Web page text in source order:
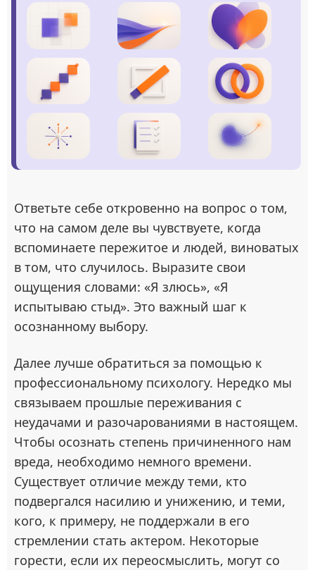
Ответьте себе откровенно на вопрос о том,
что на самом деле вы чувствуете, когда
вспоминаете пережитое и людей, виноватых
в том, что случилось. Выразите свои
ощущения словами: «Я злюсь», «Я
испытываю стыд». Это важный шаг к
осознанному выбору.
Далее лучше обратиться за помощью к
профессиональному психологу. Нередко мы
связываем прошлые переживания с
неудачами и разочарованиями в настоящем.
Чтобы осознать степень причиненного нам
вреда, необходимо немного времени.
Существует отличие между теми, кто
подвергался насилию и унижению, и теми,
кого, к примеру, не поддержали в его
стремлении стать актером. Некоторые
горести, если их переосмыслить, могут со